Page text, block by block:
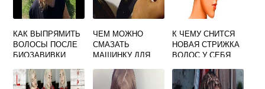
КАК ВЫПРЯМИТЬ
ВОЛОСЫ ПОСЛЕ
БИОЗАВИВКИ
ЧЕМ МОЖНО
СМАЗАТЬ
МАШИНКУ ДЛЯ
К ЧЕМУ СНИТСЯ
НОВАЯ СТРИЖКА
ВОЛОС У СЕБЯ